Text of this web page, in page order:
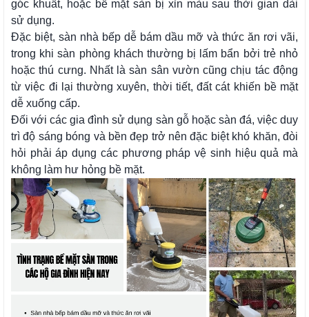
góc khuất, hoặc bề mặt sàn bị xỉn màu sau thời gian dài
sử dụng.
Đặc biệt, sàn nhà bếp dễ bám dầu mỡ và thức ăn rơi vãi,
trong khi sàn phòng khách thường bị lấm bẩn bởi trẻ nhỏ
hoặc thú cưng. Nhất là sàn sân vườn cũng chịu tác động
từ việc đi lại thường xuyên, thời tiết, đất cát khiến bề mặt
dễ xuống cấp.
Đối với các gia đình sử dụng sàn gỗ hoặc sàn đá, việc duy
trì độ sáng bóng và bền đẹp trở nên đặc biệt khó khăn, đòi
hỏi phải áp dụng các phương pháp vệ sinh hiệu quả mà
không làm hư hỏng bề mặt.